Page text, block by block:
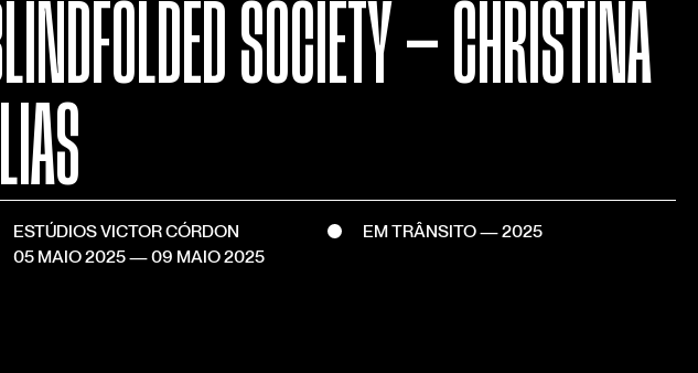
SOCIETY — CHRISTINA
ESTÚDIOS VICTOR CÓRDON
05 MAIO 2025—09 MAIO 2025
EM TRÂNSITO — 2025